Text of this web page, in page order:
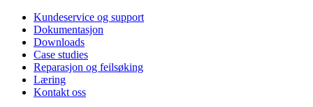
Kundeservice og support
Dokumentasjon
Downloads
Case studies
Reparasjon og feilsøking
Læring
Kontakt oss